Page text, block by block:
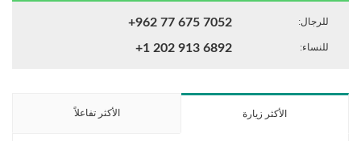
للرجال: +962 77 675 7052
للنساء: +1 202 913 6892
الأكثر زيارة الأكثر تفاعلاً